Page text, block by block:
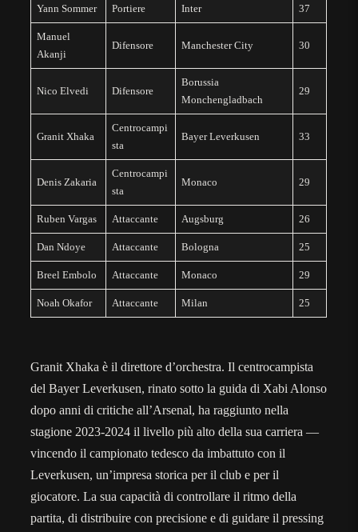
Yann Sommer Portiere Inter 37
Manuel
Akanji
Difensore Manchester City 30
Nico Elvedi Difensore
Borussia
Monchengladbach
29
Granit Xhaka
Centrocampi
sta
Bayer Leverkusen 33
Denis Zakaria
Centrocampi
sta
Monaco 29
Ruben Vargas Attaccante Augsburg 26
Dan Ndoye Attaccante Bologna 25
Breel Embolo Attaccante Monaco 29
Noah Okafor Attaccante Milan 25
Granit Xhaka è il direttore d’orchestra. Il centrocampista
del Bayer Leverkusen, rinato sotto la guida di Xabi Alonso
dopo anni di critiche all’Arsenal, ha raggiunto nella
stagione 2023-2024 il livello più alto della sua carriera —
vincendo il campionato tedesco da imbattuto con il
Leverkusen, un’impresa storica per il club e per il
giocatore. La sua capacità di controllare il ritmo della
partita, di distribuire con precisione e di guidare il pressing